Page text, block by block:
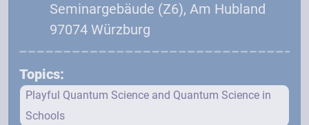
Seminargebäude (Z6), Am Hubland
97074 Würzburg
Topics:
Playful Quantum Science and Quantum Science in
Schools